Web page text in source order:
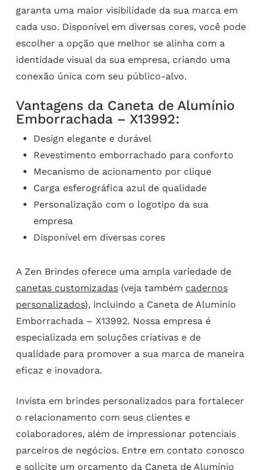
garanta uma maior visibilidade da sua marca em
cada uso. Disponível em diversas cores, você pode
escolher a opção que melhor se alinha com a
identidade visual da sua empresa, criando uma
conexão única com seu público-alvo.
Vantagens da Caneta de Alumínio
Emborrachada – X13992:
Design elegante e durável
Revestimento emborrachado para conforto
Mecanismo de acionamento por clique
Carga esferográfica azul de qualidade
Personalização com o logotipo da sua
empresa
Disponível em diversas cores
A Zen Brindes oferece uma ampla variedade de
canetas customizadas(veja também cadernos
personalizados), incluindo a Caneta de Alumínio
Emborrachada – X13992. Nossa empresa é
especializada em soluções criativas e de
qualidade para promover a sua marca de maneira
eficaz e inovadora.
Invista em brindes personalizados para fortalecer
o relacionamento com seus clientes e
colaboradores, além de impressionar potenciais
parceiros de negócios. Entre em contato conosco
e solicite um orçamento da Caneta de Alumínio